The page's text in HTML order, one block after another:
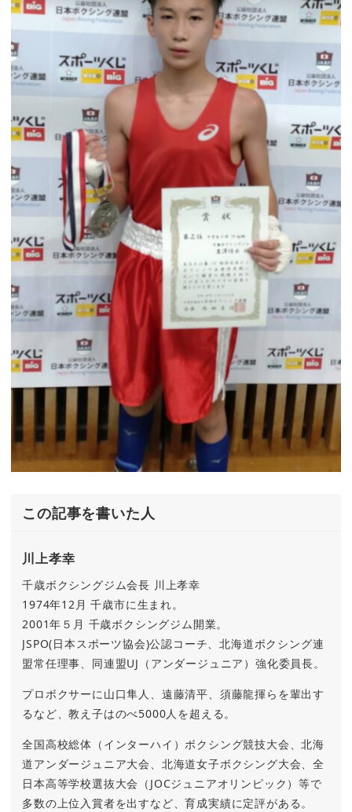
この記事を書いた人
川上孝幸
千歳ボクシングジム会長 川上孝幸
1974年12月 千歳市に生まれ。
2001年５月 千歳ボクシングジム開業。
JSPO(日本スポーツ協会)公認コーチ、北海道ボクシング連
盟常任理事、同連盟UJ（アンダージュニア）強化委員長。
プロボクサーに山口隼人、遠藤清平、須藤龍揮らを輩出す
るなど、教え子はのべ5000人を超える。
全国高校総体（インターハイ）ボクシング競技大会、北海
道アンダージュニア大会、北海道女子ボクシング大会、全
日本高等学校選抜大会（JOCジュニアオリンピック）等で
多数の上位入賞者を出すなど、育成実績に定評がある。